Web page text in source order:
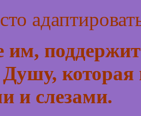
им,
которая
и слезами.